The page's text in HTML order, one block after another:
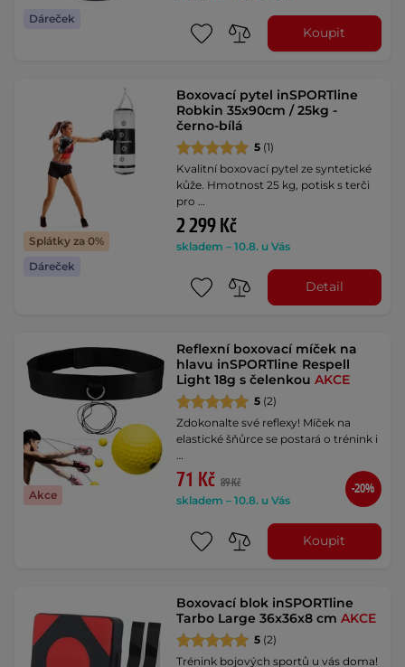
Dáreček
Koupit
Splátky za 0%
Dáreček
Boxovací pytel inSPORTline
Robkin 35x90cm / 25kg -
černo-bílá
5 (1)
Kvalitní boxovací pytel ze syntetické
kůže. Hmotnost 25 kg, potisk s terči
pro …
2 299 Kč
skladem – 10.8. u Vás
Detail
Akce
Reflexní boxovací míček na
hlavu inSPORTline Respell
Light 18g s čelenkouAKCE
5 (2)
Zdokonalte své reflexy! Míček na
elastické šňůrce se postará o trénink i
71 Kč 89 Kč
skladem – 10.8. u Vás
-20%
Koupit
Boxovací blok inSPORTline
Tarbo Large 36x36x8 cmAKCE
5 (2)
Trénink bojových sportů u vás doma!